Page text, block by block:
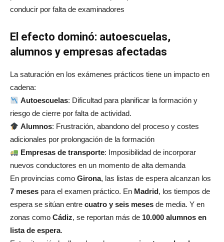
conducir por falta de examinadores
El efecto dominó: autoescuelas,
alumnos y empresas afectadas
La saturación en los exámenes prácticos tiene un impacto en
cadena:
Autoescuelas: Dificultad para planificar la formación y
riesgo de cierre por falta de actividad.
Alumnos: Frustración, abandono del proceso y costes
adicionales por prolongación de la formación
Empresas de transporte: Imposibilidad de incorporar
nuevos conductores en un momento de alta demanda
En provincias como Girona, las listas de espera alcanzan los
7 meses para el examen práctico. En Madrid, los tiempos de
espera se sitúan entre cuatro y seis meses de media. Y en
zonas como Cádiz, se reportan más de 10.000 alumnos en
lista de espera.